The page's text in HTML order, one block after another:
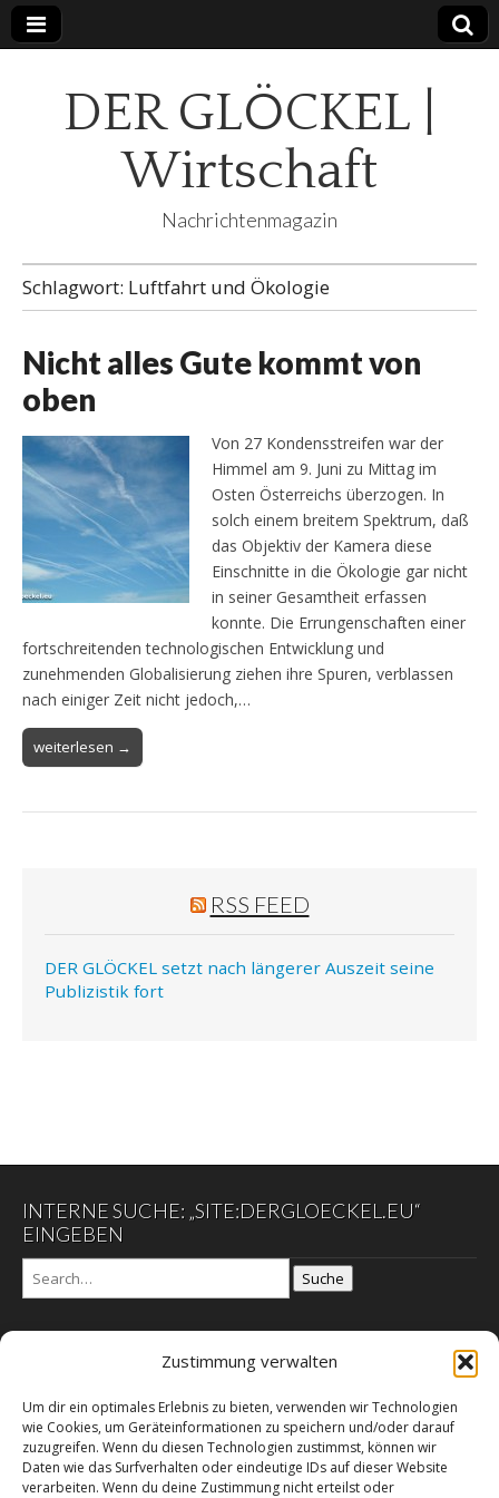
Zustimmung verwalten
Um dir ein optimales Erlebnis zu bieten, verwenden wir Technologien
wie Cookies, um Geräteinformationen zu speichern und/oder darauf
zuzugreifen. Wenn du diesen Technologien zustimmst, können wir
Daten wie das Surfverhalten oder eindeutige IDs auf dieser Website
verarbeiten. Wenn du deine Zustimmung nicht erteilst oder
DER GLÖCKEL |
Wirtschaft
Nachrichtenmagazin
Schlagwort: Luftfahrt und Ökologie
Nicht alles Gute kommt von
oben
Von 27 Kondensstreifen war der
Himmel am 9. Juni zu Mittag im
Osten Österreichs überzogen. In
solch einem breitem Spektrum, daß
das Objektiv der Kamera diese
Einschnitte in die Ökologie gar nicht
in seiner Gesamtheit erfassen
konnte. Die Errungenschaften einer
fortschreitenden technologischen Entwicklung und
zunehmenden Globalisierung ziehen ihre Spuren, verblassen
nach einiger Zeit nicht jedoch,…
weiterlesen →
RSS FEED
DER GLÖCKEL setzt nach längerer Auszeit seine
Publizistik fort
INTERNE SUCHE: „SITE:DERGLOECKEL.EU“
EINGEBEN
Suche
Datenschutzerklärung
DER SCHWARZE EGON
Galerie der Mahnung